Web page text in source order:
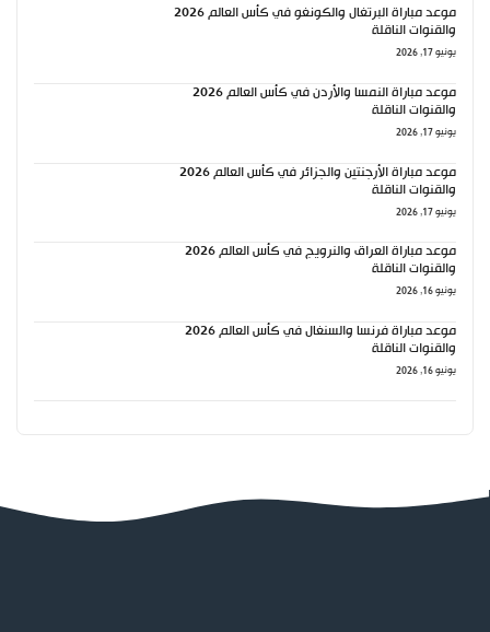
موعد مباراة البرتغال والكونغو في كأس العالم 2026
والقنوات الناقلة
يونيو 17, 2026
موعد مباراة النمسا والأردن في كأس العالم 2026
والقنوات الناقلة
يونيو 17, 2026
موعد مباراة الأرجنتين والجزائر في كأس العالم 2026
والقنوات الناقلة
يونيو 17, 2026
موعد مباراة العراق والنرويج في كأس العالم 2026
والقنوات الناقلة
يونيو 16, 2026
موعد مباراة فرنسا والسنغال في كأس العالم 2026
والقنوات الناقلة
يونيو 16, 2026